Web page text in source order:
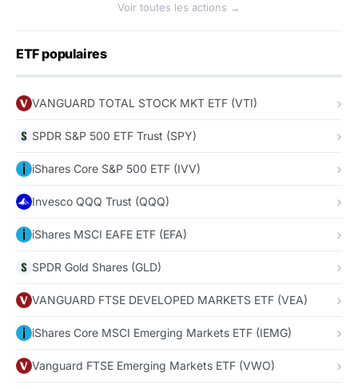
Voir toutes les actions →
ETF populaires
VANGUARD TOTAL STOCK MKT ETF (VTI)
SPDR S&P 500 ETF Trust (SPY)
iShares Core S&P 500 ETF (IVV)
Invesco QQQ Trust (QQQ)
iShares MSCI EAFE ETF (EFA)
SPDR Gold Shares (GLD)
VANGUARD FTSE DEVELOPED MARKETS ETF (VEA)
iShares Core MSCI Emerging Markets ETF (IEMG)
Vanguard FTSE Emerging Markets ETF (VWO)